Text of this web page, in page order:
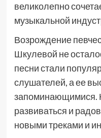
великолепно
музыкальной
Возрождение
Шкулевой не
песни стали
слушателей, а ее
запоминающимися.
развиваться и
новыми треками и